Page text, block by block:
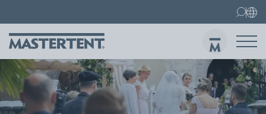
Contatti FAQ
Gazebo pieghevoli
Gazebo 3x3 m